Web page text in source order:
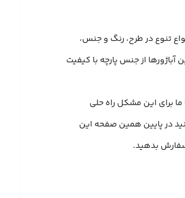
تنوع در طرح، رنگ و جنس،
از جنس پارچه با کیفیت
برای این مشکل راه حلی
در پایین همین صفحه این
سفارش بدهید.